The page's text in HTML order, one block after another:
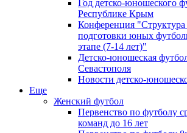
Год детско-юношеского
Республике Крым
Конференция
подготовки юных
этапе (7-14 лет)"
Детско-юношеская
Севастополя
Новости детско-
Еще
Женский футбол
Первенство по футболу
команд до 16 лет